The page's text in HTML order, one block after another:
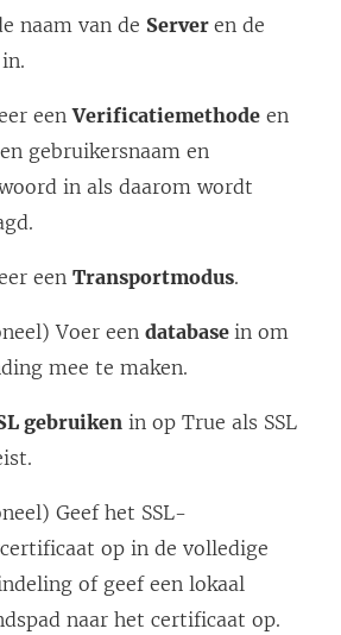
r
naam van de Server en de
in.
eenVerificatiemethode en
gebruikersnaam en
in als daarom wordt
een Transportmodus.
Voer een database in om
mee te maken.
gebruiken in op True als SSL
Geef het SSL-
op in de volledige
of geef een lokaal
naar het certificaat op.